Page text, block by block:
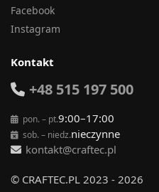
Facebook
Instagram
Kontakt
+48 515 197 500
pon. – pt.9:00–17:00
sob. – niedz.nieczynne
kontakt@craftec.pl
© CRAFTEC.PL 2023 - 2026